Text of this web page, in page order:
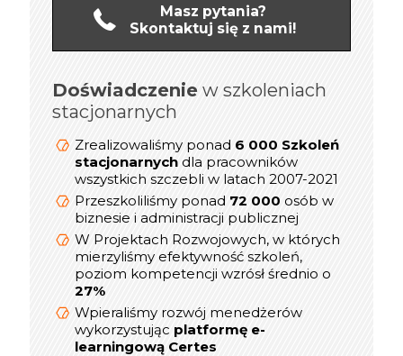
Masz pytania?
Skontaktuj się z nami!
Doświadczenie w szkoleniach
stacjonarnych
Zrealizowaliśmy ponad 6 000 Szkoleń
stacjonarnych dla pracowników
wszystkich szczebli w latach 2007-2021
Przeszkoliliśmy ponad 72 000 osób w
biznesie i administracji publicznej
W Projektach Rozwojowych, w których
mierzyliśmy efektywność szkoleń,
poziom kompetencji wzrósł średnio o
27%
Wpieraliśmy rozwój menedżerów
wykorzystując platformę e-
learningową Certes
Doświadczenie
online
Zrealizowaliśmy ponad
1 200 Szkoleń
online/Webinarów
dla kadry
Menedżerskiej w latach 2019-2021
Przeszkoliliśmy ponad
800
prezesów,
dyrektorów, menedżerów i
kierowników
W Projektach Rozwojowych, w których
mierzyliśmy efektywność szkoleń,
poziom kompetencji wzrósł średnio o
Wpieraliśmy rozwój menedżerów
wykorzystując
platformę e-
learningową Certes